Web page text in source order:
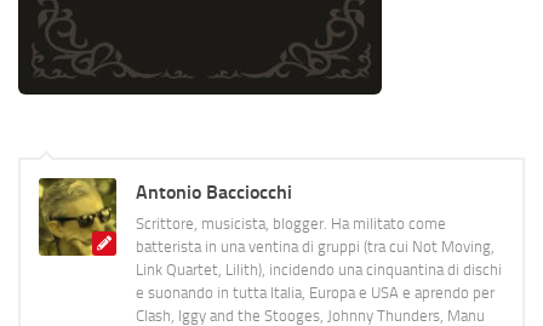
Antonio Bacciocchi
Scrittore, musicista, blogger. Ha militato come
batterista in una ventina di gruppi (tra cui Not Moving,
Link Quartet, Lilith), incidendo una cinquantina di dischi
e suonando in tutta Italia, Europa e USA e aprendo per
Clash, Iggy and the Stooges, Johnny Thunders, Manu